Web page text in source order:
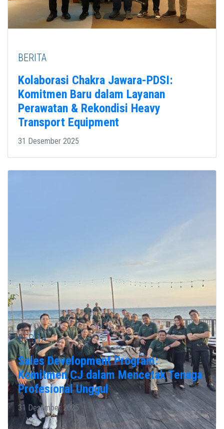
BERITA
Kolaborasi Chakra Jawara-PDSI:
Komitmen Baru dalam Layanan
Perawatan & Rekondisi Heavy
Transport Equipment
31 Desember 2025
BERITA
Sales Development Program:
Komitmen CJ dalam Mencetak Tenaga
Profesional Unggul
31 Desember 2025